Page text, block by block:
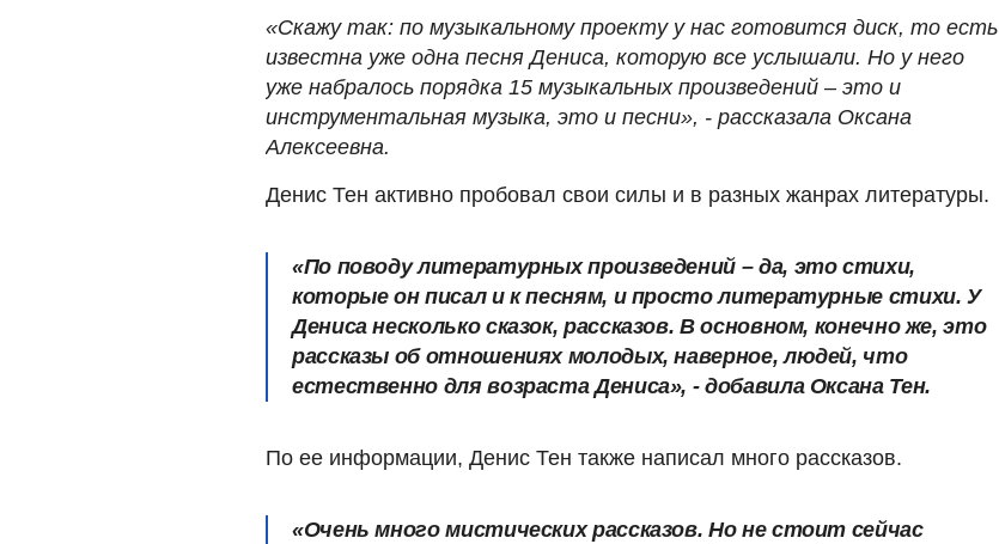
«Скажу так: по музыкальному проекту у нас готовится диск, то есть
известна уже одна песня Дениса, которую все услышали. Но у него
уже набралось порядка 15 музыкальных произведений – это и
инструментальная музыка, это и песни», - рассказала Оксана
Алексеевна.
Денис Тен активно пробовал свои силы и в разных жанрах литературы.
«По поводу литературных произведений – да, это стихи,
которые он писал и к песням, и просто литературные стихи. У
Дениса несколько сказок, рассказов. В основном, конечно же, это
рассказы об отношениях молодых, наверное, людей, что
естественно для возраста Дениса», - добавила Оксана Тен.
По ее информации, Денис Тен также написал много рассказов.
«Очень много мистических рассказов. Но не стоит сейчас